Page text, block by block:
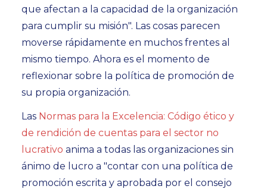
que afectan a la capacidad de la organización
para cumplir su misión". Las cosas parecen
moverse rápidamente en muchos frentes al
mismo tiempo. Ahora es el momento de
reflexionar sobre la política de promoción de
su propia organización.
Las Normas para la Excelencia: Código ético y
de rendición de cuentas para el sector no
lucrativo anima a todas las organizaciones sin
ánimo de lucro a "contar con una política de
promoción escrita y aprobada por el consejo